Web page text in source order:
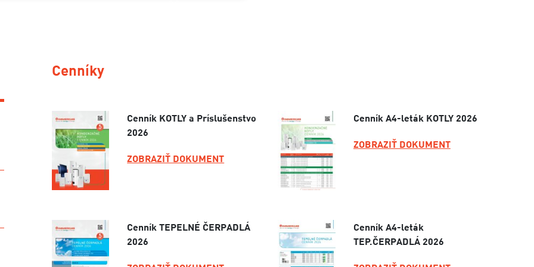
Cenníky
Cenník KOTLY a Príslušenstvo
2026
ZOBRAZIŤ DOKUMENT
Cenník A4-leták KOTLY 2026
ZOBRAZIŤ DOKUMENT
Cenník TEPELNÉ ČERPADLÁ
2026
Cenník A4-leták
TEP.ČERPADLÁ 2026